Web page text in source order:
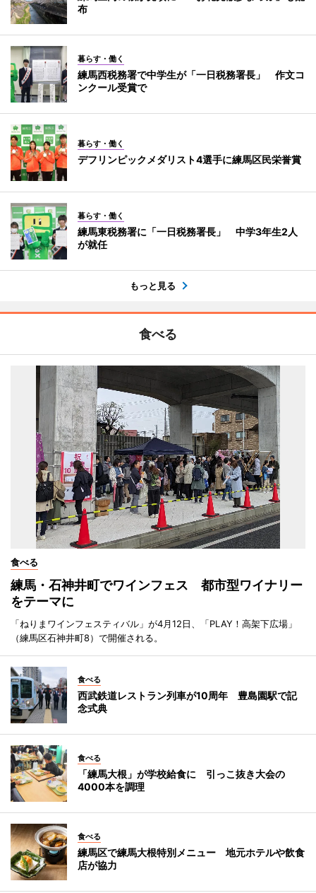
布
暮らす・働く
練馬西税務署で中学生が「一日税務署長」 作文コ
ンクール受賞で
暮らす・働く
デフリンピックメダリスト4選手に練馬区民栄誉賞
暮らす・働く
練馬東税務署に「一日税務署長」 中学3年生2人
が就任
もっと見る
食べる
食べる
練馬・石神井町でワインフェス 都市型ワイナリー
をテーマに
「ねりまワインフェスティバル」が4月12日、「PLAY！高架下広場」
（練馬区石神井町8）で開催される。
食べる
西武鉄道レストラン列車が10周年 豊島園駅で記
念式典
食べる
「練馬大根」が学校給食に 引っこ抜き大会の
4000本を調理
食べる
練馬区で練馬大根特別メニュー 地元ホテルや飲食
店が協力